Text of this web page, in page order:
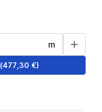
m
(477,30 €)